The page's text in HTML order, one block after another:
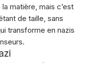
matière, mais c’est
de taille, sans
transforme en nazis